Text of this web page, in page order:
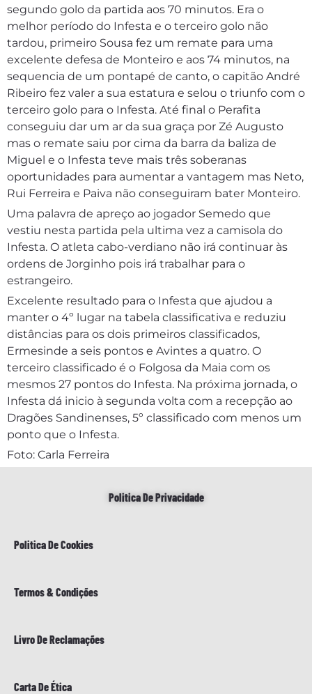
segundo golo da partida aos 70 minutos. Era o
melhor período do Infesta e o terceiro golo não
tardou, primeiro Sousa fez um remate para uma
excelente defesa de Monteiro e aos 74 minutos, na
sequencia de um pontapé de canto, o capitão André
Ribeiro fez valer a sua estatura e selou o triunfo com o
terceiro golo para o Infesta. Até final o Perafita
conseguiu dar um ar da sua graça por Zé Augusto
mas o remate saiu por cima da barra da baliza de
Miguel e o Infesta teve mais três soberanas
oportunidades para aumentar a vantagem mas Neto,
Rui Ferreira e Paiva não conseguiram bater Monteiro.
Uma palavra de apreço ao jogador Semedo que
vestiu nesta partida pela ultima vez a camisola do
Infesta. O atleta cabo-verdiano não irá continuar às
ordens de Jorginho pois irá trabalhar para o
estrangeiro.
Excelente resultado para o Infesta que ajudou a
manter o 4º lugar na tabela classificativa e reduziu
distâncias para os dois primeiros classificados,
Ermesinde a seis pontos e Avintes a quatro. O
terceiro classificado é o Folgosa da Maia com os
mesmos 27 pontos do Infesta. Na próxima jornada, o
Infesta dá inicio à segunda volta com a recepção ao
Dragões Sandinenses, 5º classificado com menos um
ponto que o Infesta.
Foto: Carla Ferreira
Politica De Privacidade
Politica De Cookies
Termos & Condições
Livro De Reclamações
Carta De Ética